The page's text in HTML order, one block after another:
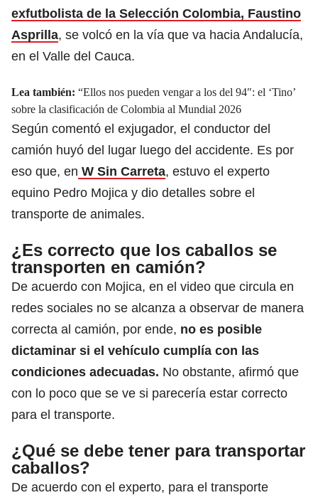
exfutbolista de la Selección Colombia, Faustino
Asprilla, se volcó en la vía que va hacia Andalucía,
en el Valle del Cauca.
Lea también: “Ellos nos pueden vengar a los del 94″: el ‘Tino’
sobre la clasificación de Colombia al Mundial 2026
Según comentó el exjugador, el conductor del
camión huyó del lugar luego del accidente. Es por
eso que, en W Sin Carreta, estuvo el experto
equino Pedro Mojica y dio detalles sobre el
transporte de animales.
¿Es correcto que los caballos se
transporten en camión?
De acuerdo con Mojica, en el video que circula en
redes sociales no se alcanza a observar de manera
correcta al camión, por ende, no es posible
dictaminar si el vehículo cumplía con las
condiciones adecuadas. No obstante, afirmó que
con lo poco que se ve si parecería estar correcto
para el transporte.
¿Qué se debe tener para transportar
caballos?
De acuerdo con el experto, para el transporte